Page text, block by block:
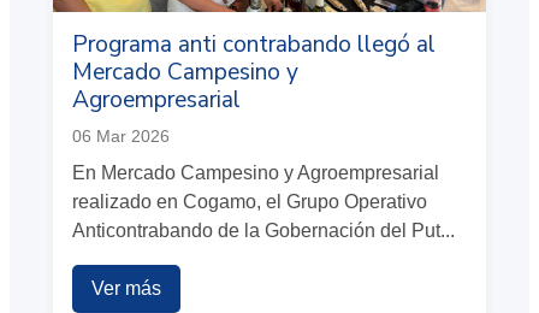
Programa anti contrabando llegó al
Mercado Campesino y
Agroempresarial
06 Mar 2026
En Mercado Campesino y Agroempresarial
realizado en Cogamo, el Grupo Operativo
Anticontrabando de la Gobernación del Put...
Ver más